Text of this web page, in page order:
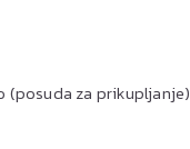
(posuda za prikupljanje)